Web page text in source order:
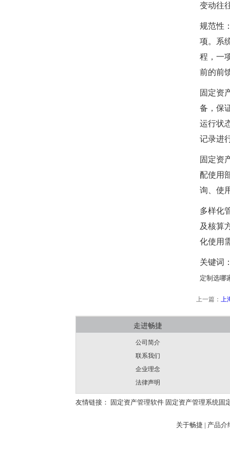
变动往
规范性
项。系
程，一
前的前
固定资
备，保
运行状
记录进
固定资
配使用
询、使
多样化
及核算
化使用
关键词：
定制选哪
上一篇： 上
走进畅捷
公司简介
联系我们
企业理念
法律声明
友情链接： 固定资产管理软件 固定资产管理系统固
关于畅捷 | 产品介